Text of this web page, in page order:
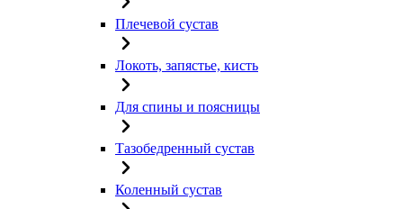
Плечевой сустав
Локоть, запястье, кисть
Для спины и поясницы
Тазобедренный сустав
Коленный сустав